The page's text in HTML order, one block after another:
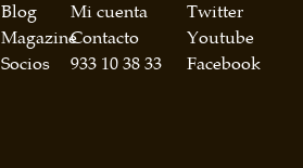
Blog
Magazine
Socios
Mi cuenta
Contacto
933 10 38 33
Twitter
Youtube
Facebook